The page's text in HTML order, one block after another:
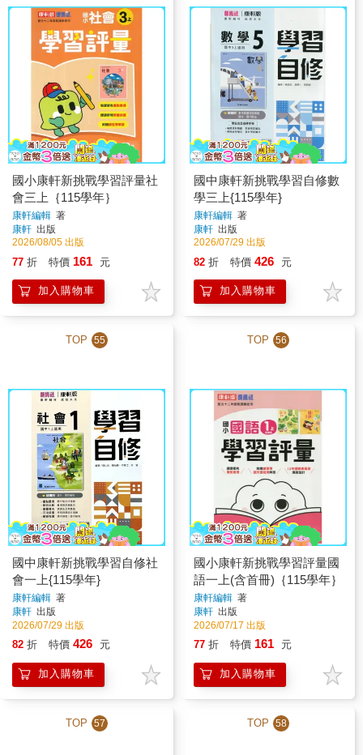
國小康軒新挑戰學習評量社
會三上｛115學年｝
康軒編輯 著
康軒 出版
2026/08/05 出版
77 折 特價 161 元
加入購物車
國中康軒新挑戰學習自修數
學三上{115學年}
康軒編輯 著
康軒 出版
2026/07/29 出版
82 折 特價 426 元
加入購物車
TOP 55
國中康軒新挑戰學習自修社
會一上{115學年}
康軒編輯 著
康軒 出版
2026/07/29 出版
82 折 特價 426 元
加入購物車
TOP 56
國小康軒新挑戰學習評量國
語一上(含首冊)｛115學年｝
康軒編輯 著
康軒 出版
2026/07/17 出版
77 折 特價 161 元
加入購物車
TOP 57 TOP 58